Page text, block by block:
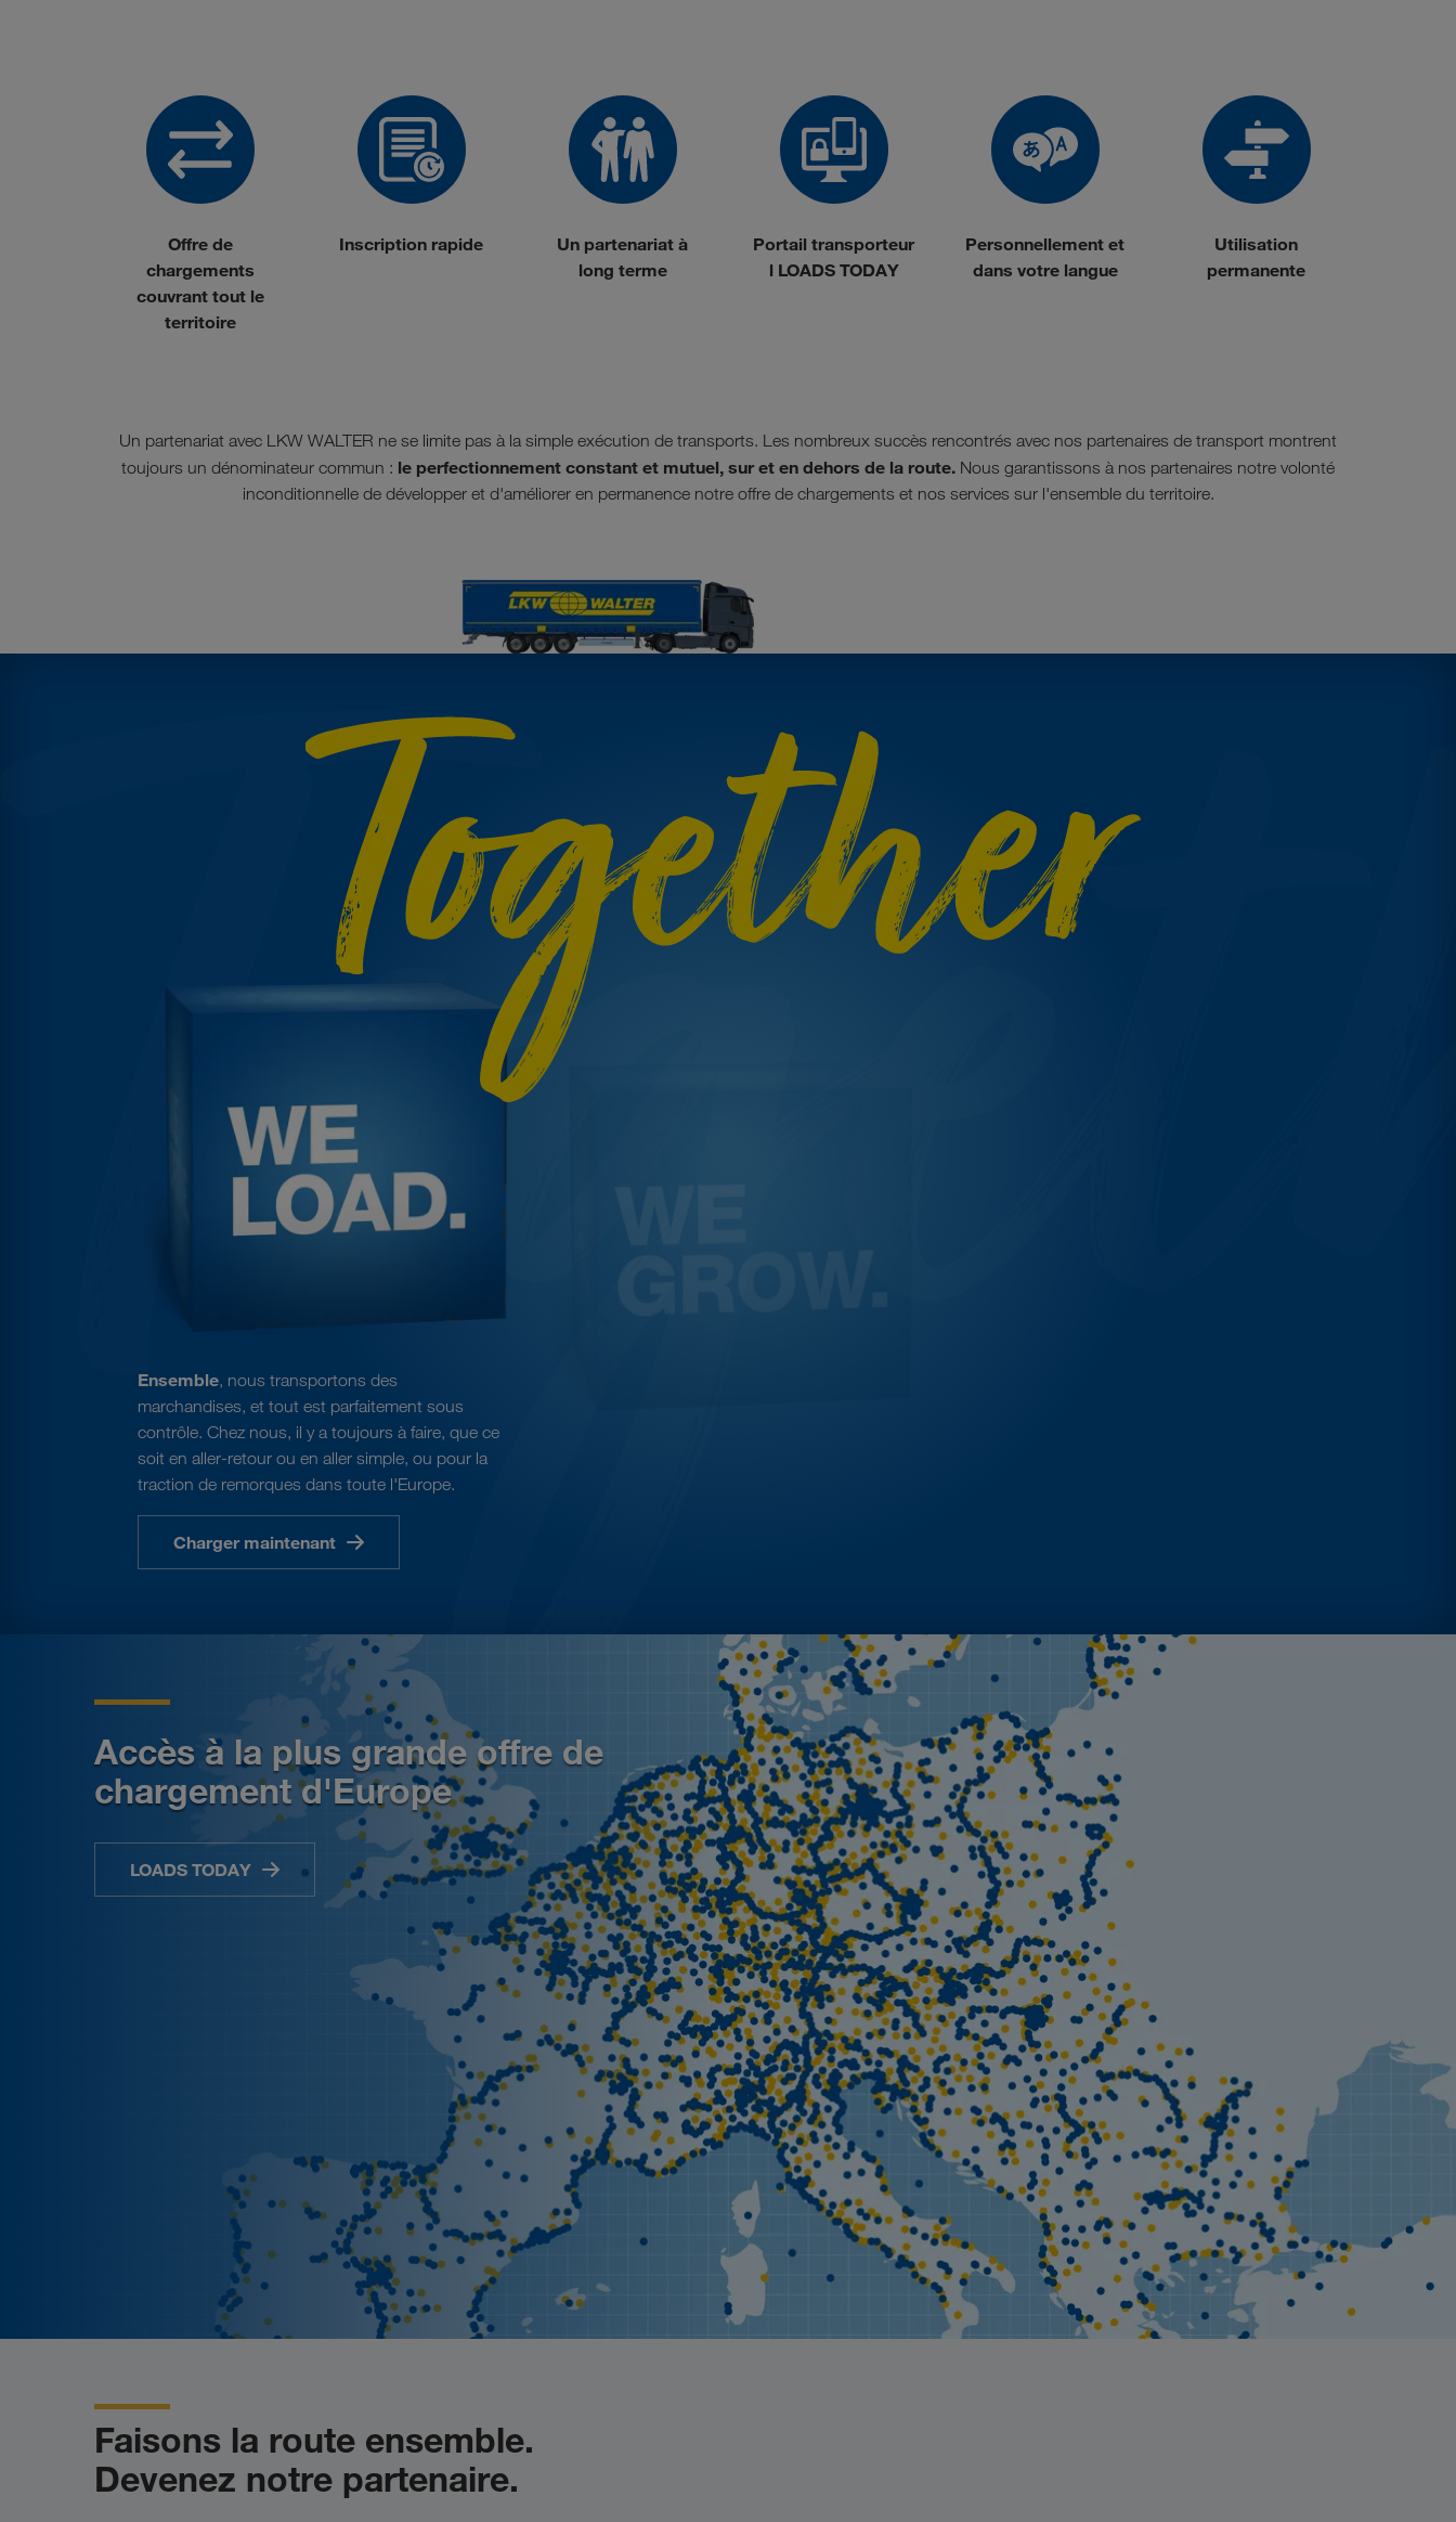
Offre de
chargements
couvrant tout le
territoire
Inscription rapide
Un partenariat à
long terme
Portail transporteur
l LOADS TODAY
Personnellement et
dans votre langue
Utilisation
permanente
Un partenariat avec LKW WALTER ne se limite pas à la simple exécution de transports. Les nombreux succès rencontrés avec nos partenaires de transport montrent
toujours un dénominateur commun : le perfectionnement constant et mutuel, sur et en dehors de la route. Nous garantissons à nos partenaires notre volonté
inconditionnelle de développer et d'améliorer en permanence notre offre de chargements et nos services sur l'ensemble du territoire.
Ensemble, nous transportons des
marchandises, et tout est parfaitement sous
contrôle. Chez nous, il y a toujours à faire, que ce
soit en aller-retour ou en aller simple, ou pour la
traction de remorques dans toute l'Europe.
Charger maintenant
Accès à la plus grande offre de
chargement d'Europe
LOADS TODAY
Faisons la route ensemble.
Devenez notre partenaire.